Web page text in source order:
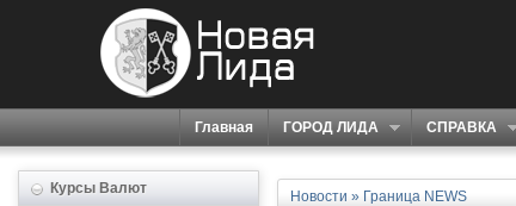
Главная ГОРОД ЛИДА СПРАВКА
Курсы Валют Новости » Граница NEWS